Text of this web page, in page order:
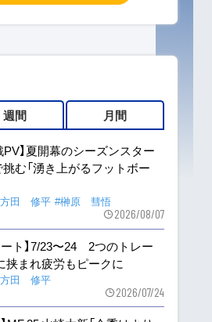
週間 月間
PV】夏開幕のシーズンスター
挑む「湧き上がるフットボー
田 修平 #榊原 彗悟
2026/08/07
ート】7/23〜24 2つのトレー
挟まれ疲労もピークに
田 修平
2026/07/24